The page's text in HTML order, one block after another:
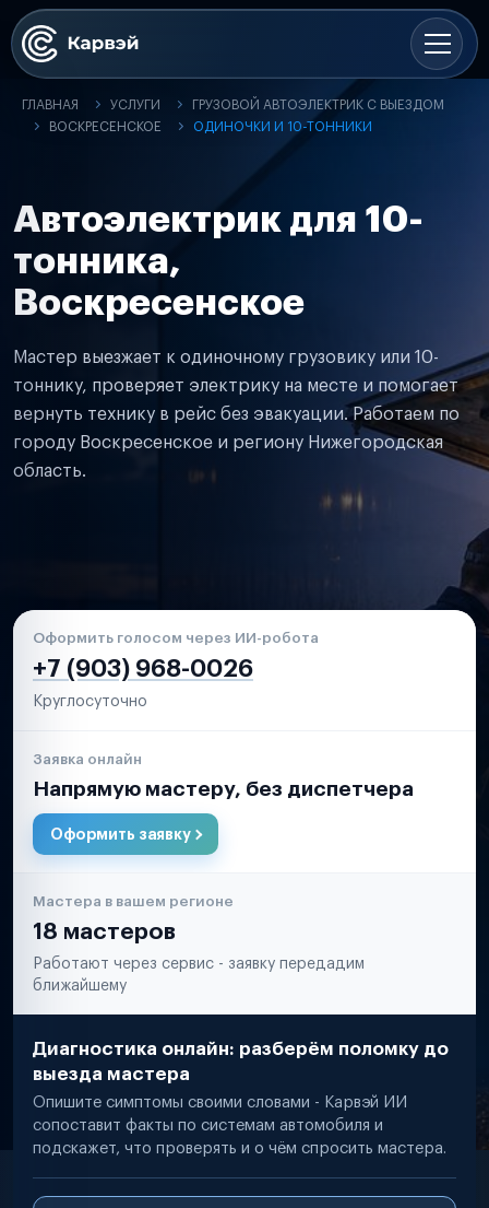
ГЛАВНАЯ УСЛУГИ
ГРУЗОВОЙ АВТОЭЛЕКТРИК С ВЫЕЗДОМ
ВОСКРЕСЕНСКОЕ
ОДИНОЧКИ И 10-ТОННИКИ
Автоэлектрик для 10-
тонника,
Воскресенское
Мастер выезжает к одиночному грузовику или 10-
тоннику, проверяет электрику на месте и помогает
вернуть технику в рейс без эвакуации. Работаем по
городу Воскресенское и региону Нижегородская
область.
Оформить голосом через ИИ-робота
+7 (903) 968-0026
Круглосуточно
Заявка онлайн
Напрямую мастеру, без диспетчера
Оформить заявку
Мастера в вашем регионе
18 мастеров
Работают через сервис - заявку передадим
ближайшему
Диагностика онлайн: разберём поломку до
выезда мастера
Опишите симптомы своими словами - Карвэй ИИ
сопоставит факты по системам автомобиля и
подскажет, что проверять и о чём спросить мастера.